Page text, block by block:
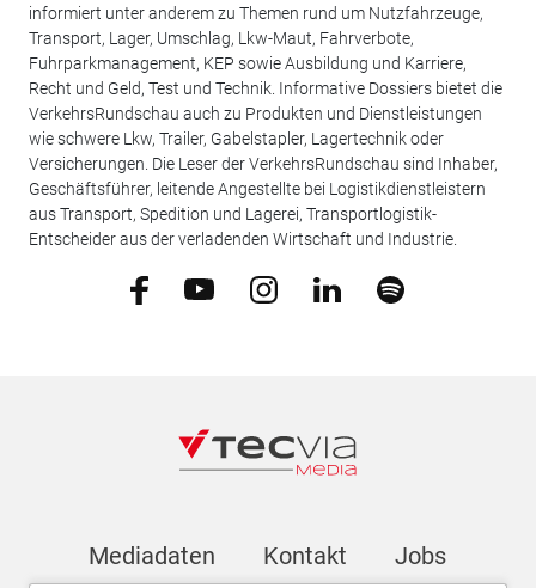
informiert unter anderem zu Themen rund um Nutzfahrzeuge,
Transport, Lager, Umschlag, Lkw-Maut, Fahrverbote,
Fuhrparkmanagement, KEP sowie Ausbildung und Karriere,
Recht und Geld, Test und Technik. Informative Dossiers bietet die
VerkehrsRundschau auch zu Produkten und Dienstleistungen
wie schwere Lkw, Trailer, Gabelstapler, Lagertechnik oder
Versicherungen. Die Leser der VerkehrsRundschau sind Inhaber,
Geschäftsführer, leitende Angestellte bei Logistikdienstleistern
aus Transport, Spedition und Lagerei, Transportlogistik-
Entscheider aus der verladenden Wirtschaft und Industrie.
Mediadaten Kontakt Jobs